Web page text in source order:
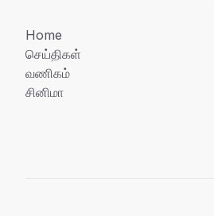
Home
செய்திகள்
வணிகம்
சினிமா